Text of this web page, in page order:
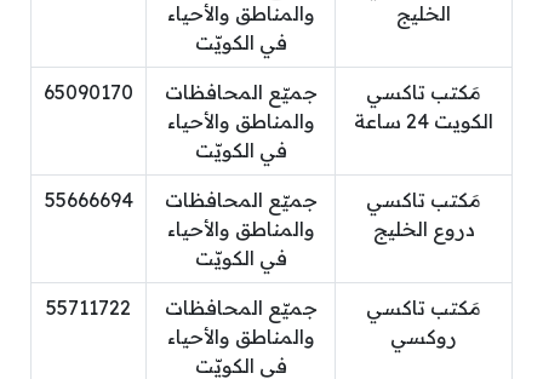
الخليج
والمناطق والأحياء
في الكويّت
مَكتب تاكسي
الكويت 24 ساعة
جميّع المحافظات
والمناطق والأحياء
في الكويّت
65090170
مَكتب تاكسي
دروع الخليج
جميّع المحافظات
والمناطق والأحياء
في الكويّت
55666694
مَكتب تاكسي
روكسي
جميّع المحافظات
والمناطق والأحياء
في الكويّت
55711722